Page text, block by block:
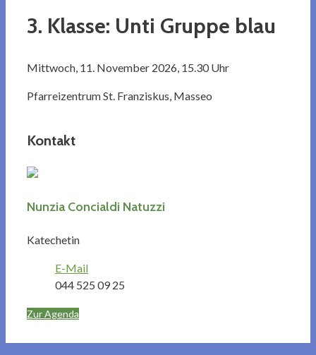
3. Klasse: Unti Gruppe blau
Mittwoch, 11. November 2026, 15.30 Uhr
Pfarreizentrum St. Franziskus, Masseo
Kontakt
Nunzia Concialdi Natuzzi
Katechetin
E-Mail
044 525 09 25
Zur Agenda